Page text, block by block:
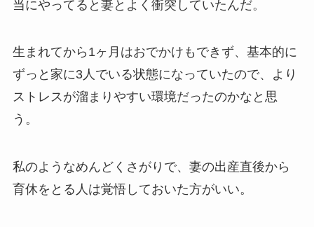
当にやってると妻とよく衝突していたんだ。
生まれてから1ヶ月はおでかけもできず、基本的に
ずっと家に3人でいる状態になっていたので、より
ストレスが溜まりやすい環境だったのかなと思
う。
私のようなめんどくさがりで、妻の出産直後から
育休をとる人は覚悟しておいた方がいい。